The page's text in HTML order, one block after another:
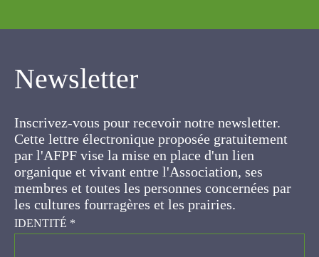
Newsletter
Cette lettre électronique proposée
gratuitement par l'AFPF vise la mise en place
d'un lien organique et vivant entre l'Association,
ses membres et toutes les personnes
concernées par les cultures fourragères et les
prairies.
IDENTITÉ*